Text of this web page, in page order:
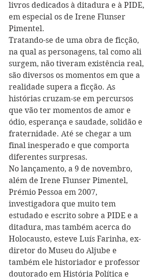
livros dedicados à ditadura e à PIDE,
em especial os de Irene Flunser
Pimentel.
Tratando-se de uma obra de ficção,
na qual as personagens, tal como ali
surgem, não tiveram existência real,
são diversos os momentos em que a
realidade supera a ficção. As
histórias cruzam-se em percursos
que vão ter momentos de amor e
ódio, esperança e saudade, solidão e
fraternidade. Até se chegar a um
final inesperado e que comporta
diferentes surpresas.
No lançamento, a 9 de novembro,
além de Irene Flunser Pimentel,
Prémio Pessoa em 2007,
investigadora que muito tem
estudado e escrito sobre a PIDE e a
ditadura, mas também acerca do
Holocausto, esteve Luís Farinha, ex-
diretor do Museu do Aljube e
também ele historiador e professor
doutorado em História Política e